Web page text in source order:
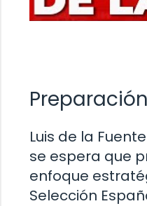
Luis de la
se espera que
enfoque
Selección